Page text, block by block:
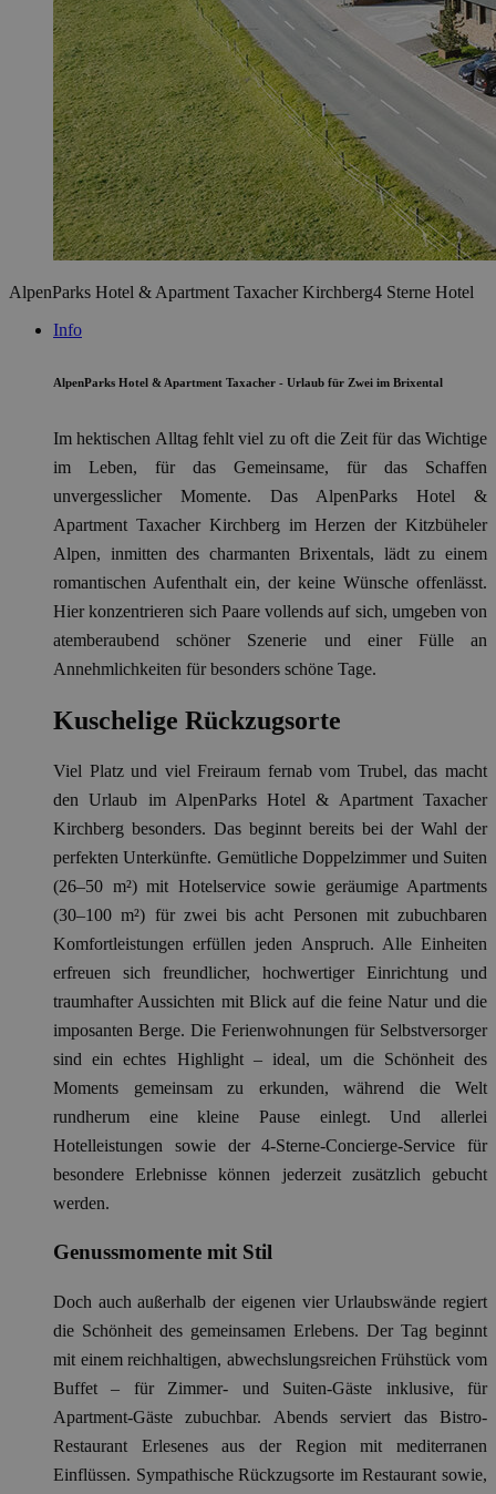
AlpenParks Hotel & Apartment Taxacher Kirchberg4 Sterne Hotel
Info
AlpenParks Hotel & Apartment Taxacher - Urlaub für Zwei im Brixental
Im hektischen Alltag fehlt viel zu oft die Zeit für das Wichtige
im Leben, für das Gemeinsame, für das Schaffen
unvergesslicher Momente. Das AlpenParks Hotel &
Apartment Taxacher Kirchberg im Herzen der Kitzbüheler
Alpen, inmitten des charmanten Brixentals, lädt zu einem
romantischen Aufenthalt ein, der keine Wünsche offenlässt.
Hier konzentrieren sich Paare vollends auf sich, umgeben von
atemberaubend schöner Szenerie und einer Fülle an
Annehmlichkeiten für besonders schöne Tage.
Kuschelige Rückzugsorte
Viel Platz und viel Freiraum fernab vom Trubel, das macht
den Urlaub im AlpenParks Hotel & Apartment Taxacher
Kirchberg besonders. Das beginnt bereits bei der Wahl der
perfekten Unterkünfte. Gemütliche Doppelzimmer und Suiten
(26–50 m²) mit Hotelservice sowie geräumige Apartments
(30–100 m²) für zwei bis acht Personen mit zubuchbaren
Komfortleistungen erfüllen jeden Anspruch. Alle Einheiten
erfreuen sich freundlicher, hochwertiger Einrichtung und
traumhafter Aussichten mit Blick auf die feine Natur und die
imposanten Berge. Die Ferienwohnungen für Selbstversorger
sind ein echtes Highlight – ideal, um die Schönheit des
Moments gemeinsam zu erkunden, während die Welt
rundherum eine kleine Pause einlegt. Und allerlei
Hotelleistungen sowie der 4-Sterne-Concierge-Service für
besondere Erlebnisse können jederzeit zusätzlich gebucht
werden.
Genussmomente mit Stil
Doch auch außerhalb der eigenen vier Urlaubswände regiert
die Schönheit des gemeinsamen Erlebens. Der Tag beginnt
mit einem reichhaltigen, abwechslungsreichen Frühstück vom
Buffet – für Zimmer- und Suiten-Gäste inklusive, für
Apartment-Gäste zubuchbar. Abends serviert das Bistro-
Restaurant Erlesenes aus der Region mit mediterranen
Einflüssen. Sympathische Rückzugsorte im Restaurant sowie,